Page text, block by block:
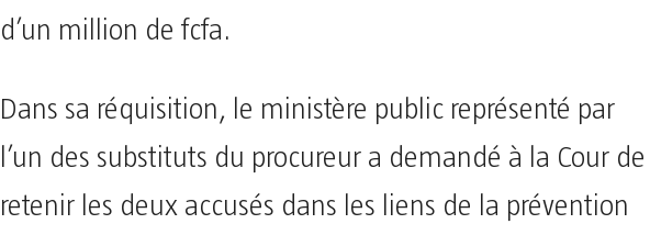
d’un million de fcfa.
Dans sa réquisition, le ministère public représenté par
l’un des substituts du procureur a demandé à la Cour de
retenir les deux accusés dans les liens de la prévention